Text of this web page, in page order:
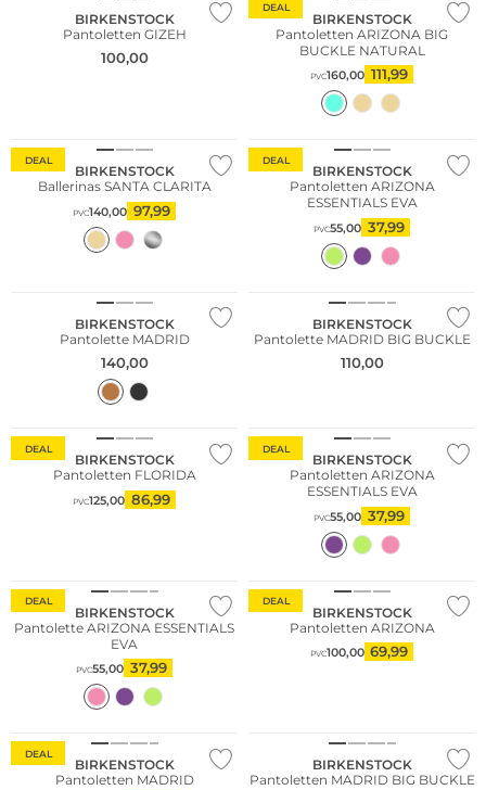
BIRKENSTOCK
Pantoletten GIZEH
100,00
DEAL
BIRKENSTOCK
Pantoletten ARIZONA BIG
BUCKLE NATURAL
PVC160,00 111,99
DEAL
BIRKENSTOCK
Ballerinas SANTA CLARITA
PVC140,00 97,99
DEAL
BIRKENSTOCK
Pantoletten ARIZONA
ESSENTIALS EVA
PVC55,00 37,99
BIRKENSTOCK
Pantolette MADRID
140,00
BIRKENSTOCK
Pantolette MADRID BIG BUCKLE
110,00
DEAL
BIRKENSTOCK
Pantoletten FLORIDA
PVC125,00 86,99
DEAL
BIRKENSTOCK
Pantoletten ARIZONA
ESSENTIALS EVA
PVC55,00 37,99
DEAL
BIRKENSTOCK
Pantolette ARIZONA ESSENTIALS
EVA
PVC55,00 37,99
DEAL
BIRKENSTOCK
Pantoletten ARIZONA
PVC100,00 69,99
DEAL
BIRKENSTOCK
Pantoletten MADRID
BIRKENSTOCK
Pantoletten MADRID BIG BUCKLE